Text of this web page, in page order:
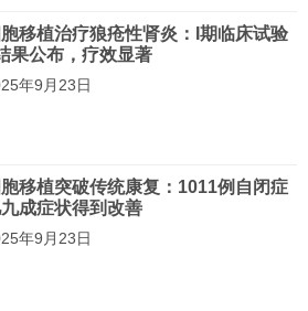
移植治疗狼疮性肾炎：I期临床试验
果公布，疗效显著
年9月23日
移植突破传统康复：1011例自闭症
成症状得到改善
年9月23日